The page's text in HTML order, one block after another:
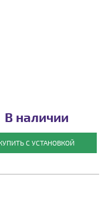
В наличии
С УСТАНОВКОЙ